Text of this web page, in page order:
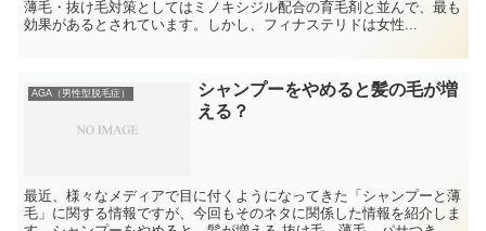
薄毛・抜け毛対策としてはミノキシジル配合の育毛剤と並んで、最も
効果があるとされています。しかし、フィナステリドは女性...
AGA（男性型脱毛症）
シャンプーをやめると髪の毛が増
える？
最近、様々なメディアで目に付くようになってきた「シャンプーと薄
毛」に関する情報ですが、今回もそのネタに関係した情報を紹介しま